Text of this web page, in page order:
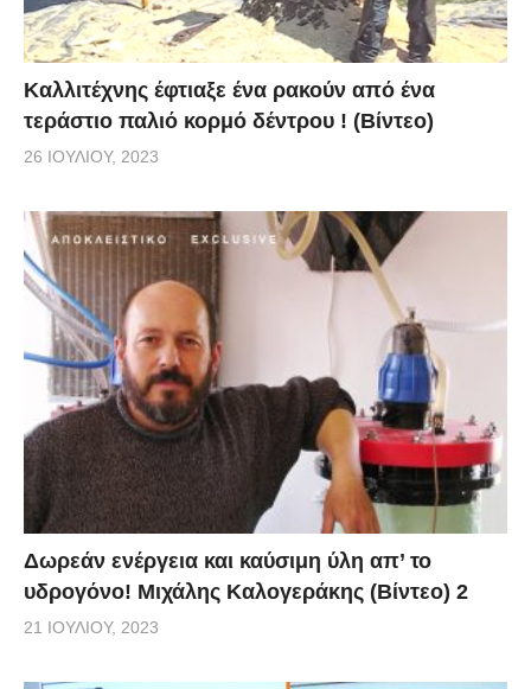
Καλλιτέχνης έφτιαξε ένα ρακούν από ένα
τεράστιο παλιό κορμό δέντρου ! (Βίντεο)
26 ΙΟΥΛΊΟΥ, 2023
Δωρεάν ενέργεια και καύσιμη ύλη απ’ το
υδρογόνο! Μιχάλης Καλογεράκης (Βίντεο) 2
21 ΙΟΥΛΊΟΥ, 2023